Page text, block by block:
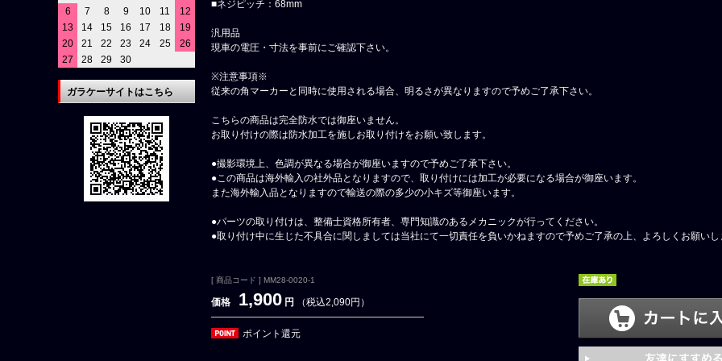
■ネジピッチ：68mm
汎用品
現車の電圧・寸法を事前にご確認下さい。
※注意事項※
従来の角マーカーと同時に使用される場合、明るさが異なりますので予めご了承下さい。
こちらの商品は完全防水では御座いません。
お取り付けの際は防水加工を施しお取り付けをお願い致します。
●撮影環境上、色調が異なる場合が御座いますので予めご了承下さい。
●この商品は海外輸入の社外品となりますので、取り付けには加工が必要になる場合が御座います。
また海外輸入品となりますので輸送の際の多少の小キズ等御座います。
●パーツの取り付けは、整備士資格所有者、専門知識のあるメカニックが行ってください。
●取り付け中に生じた不具合に関しましては当社にて一切責任を負いかねますので予めご了承の上、よろしくお願いし
[ 商品コード ] MM28-0020-1
価格 1,900 円 （税込2,090円）
ポイント還元
6
7 8 9 10 11
12
13
14 15 16 17 18
19
20
21 22 23 24 25
26
27
28 29 30
ガラケーサイトはこちら